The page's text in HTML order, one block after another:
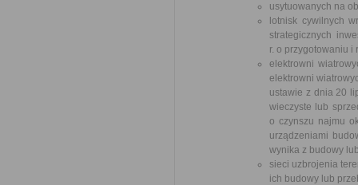
usytuowanych na
lotnisk cywilnych
strategicznych
r. o przygotowaniu i
elektrowni
elektrowni
ustawie z dnia 20
wieczyste lub
o czynszu najmu
urządzeniami
wynika z budowy
sieci uzbrojenia
ich budowy lub